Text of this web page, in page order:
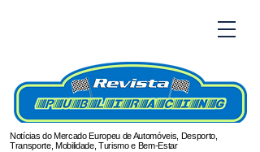
Notícias do Mercado Europeu de Automóveis, Desporto,
Transporte, Mobilidade, Turismo e Bem-Estar